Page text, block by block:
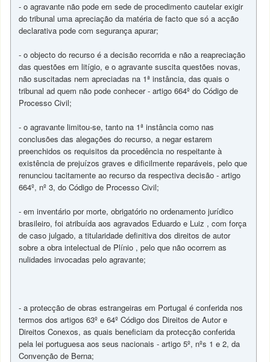
- o agravante não pode em sede de procedimento cautelar exigir
do tribunal uma apreciação da matéria de facto que só a acção
declarativa pode com segurança apurar;
- o objecto do recurso é a decisão recorrida e não a reapreciação
das questões em litígio, e o agravante suscita questões novas,
não suscitadas nem apreciadas na 1ª instância, das quais o
tribunal ad quem não pode conhecer - artigo 664º do Código de
Processo Civil;
- o agravante limitou-se, tanto na 1ª instância como nas
conclusões das alegações do recurso, a negar estarem
preenchidos os requisitos da procedência no respeitante à
existência de prejuízos graves e dificilmente reparáveis, pelo que
renunciou tacitamente ao recurso da respectiva decisão - artigo
664º, nº 3, do Código de Processo Civil;
- em inventário por morte, obrigatório no ordenamento jurídico
brasileiro, foi atribuída aos agravados Eduardo e Luiz , com força
de caso julgado, a titularidade definitiva dos direitos de autor
sobre a obra intelectual de Plínio , pelo que não ocorrem as
nulidades invocadas pelo agravante;
- a protecção de obras estrangeiras em Portugal é conferida nos
termos dos artigos 63º e 64º Código dos Direitos de Autor e
Direitos Conexos, as quais beneficiam da protecção conferida
pela lei portuguesa aos seus nacionais - artigo 5º, nºs 1 e 2, da
Convenção de Berna;